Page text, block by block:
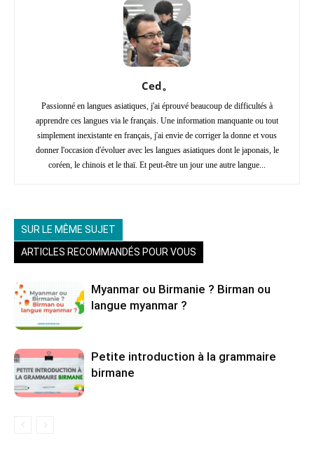
Ced。
Passionné en langues asiatiques, j'ai éprouvé beaucoup de difficultés à
apprendre ces langues via le français. Une information manquante ou tout
simplement inexistante en français, j'ai envie de corriger la donne et vous
donner l'occasion d'évoluer avec les langues asiatiques dont le japonais, le
coréen, le chinois et le thaï. Et peut-être un jour une autre langue...
SUR LE MÊME SUJET
ARTICLES RECOMMANDÉS POUR VOUS
Myanmar ou Birmanie ? Birman ou
langue myanmar ?
Petite introduction à la grammaire
birmane